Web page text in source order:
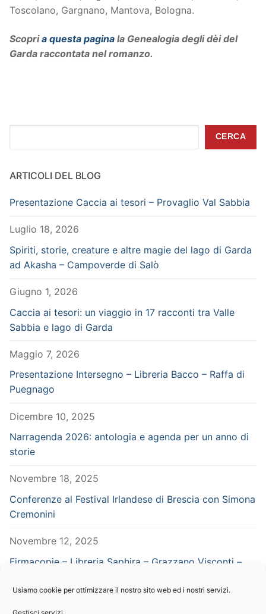
Usiamo cookie per ottimizzare il nostro sito web ed i nostri servizi.
Toscolano, Gargnano, Mantova, Bologna.
Scopria questa pagina la Genealogia degli dèi del
Garda raccontata nel romanzo.
CERCA
ARTICOLI DEL BLOG
Presentazione Caccia ai tesori – Provaglio Val Sabbia
Luglio 18, 2026
Spiriti, storie, creature e altre magie del lago di Garda
ad Akasha – Campoverde di Salò
Giugno 1, 2026
Caccia ai tesori: un viaggio in 17 racconti tra Valle
Sabbia e lago di Garda
Maggio 7, 2026
Presentazione Intersegno – Libreria Bacco – Raffa di
Puegnago
Dicembre 10, 2025
Narragenda 2026: antologia e agenda per un anno di
storie
Novembre 18, 2025
Conferenze al Festival Irlandese di Brescia con Simona
Cremonini
Novembre 12, 2025
Firmacopie – Libreria Saphira – Grazzano Visconti –